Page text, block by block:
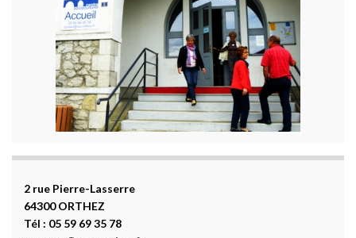
2 rue Pierre-Lasserre
64300 ORTHEZ
Tél : 05 59 69 35 78